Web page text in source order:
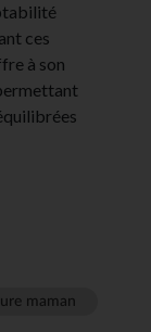
ces
à son
maman